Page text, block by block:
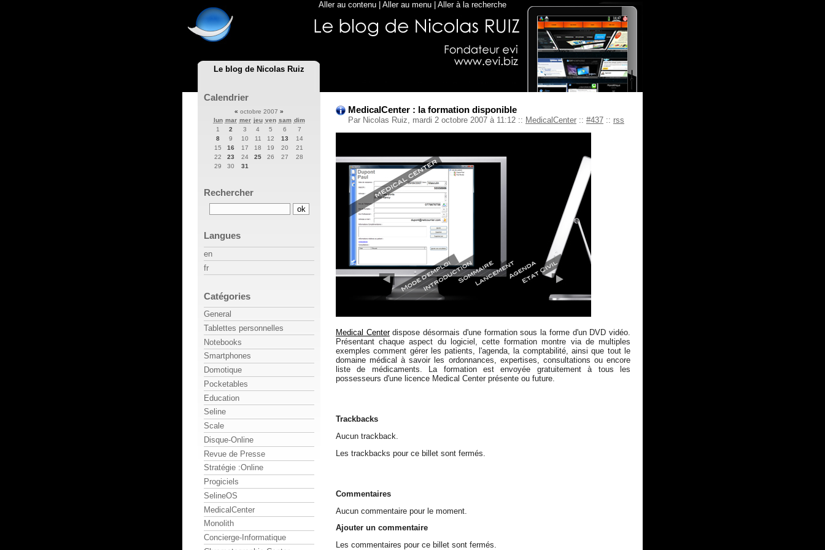
Le blog de Nicolas Ruiz
Aller au contenu Aller au menu Aller à la recherche
MedicalCenter : la formation disponible
Par Nicolas Ruiz, mardi 2 octobre 2007 à 11:12 :: MedicalCenter :: #437 :: rss
Medical Centerdispose désormais d'une formation sous la forme d'un DVD vidéo.
Présentant chaque aspect du logiciel, cette formation montre via de multiples
exemples comment gérer les patients, l'agenda, la comptabilité, ainsi que tout le
domaine médical à savoir les ordonnances, expertises, consultations ou encore
liste de médicaments. La formation est envoyée gratuitement à tous les
possesseurs d'une licence Medical Center présente ou future.
Trackbacks
Aucun trackback.
Les trackbacks pour ce billet sont fermés.
Commentaires
Aucun commentaire pour le moment.
Ajouter un commentaire
Les commentaires pour ce billet sont fermés.
Calendrier
« octobre 2007 »
lun mar mer jeu ven sam dim
1
2 3 4 5 6
7
8
9 10 11 12 13
14
15
16 17 18 19 20
21
22
23 24 25 26 27
28
29
30 31
Rechercher
Langues
en
fr
Catégories
General
Tablettes personnelles
Notebooks
Smartphones
Domotique
Pocketables
Education
Seline
Scale
Disque-Online
Revue de Presse
Stratégie :Online
Progiciels
SelineOS
MedicalCenter
Monolith
Concierge-Informatique